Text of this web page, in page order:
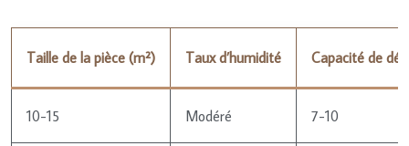
Taille de la pièce (m²) Taux d’humidité Capacité de
10-15 Modéré 7-10